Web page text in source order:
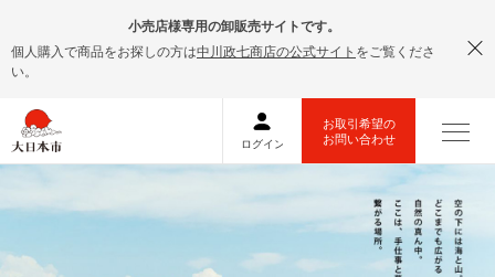
小売店様専用の卸販売サイトです。
個人購入で商品をお探しの方は中川政七商店の公式サイト をご覧くださ
い。